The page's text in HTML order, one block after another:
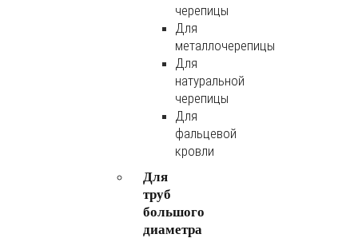
черепицы
Для
металлочерепицы
Для
натуральной
черепицы
Для
фальцевой
кровли
Для
труб
большого
диаметра